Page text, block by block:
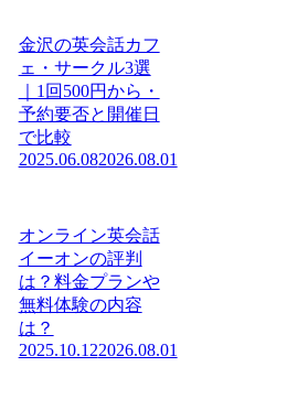
金沢の英会話カフ
ェ・サークル3選
｜1回500円から・
予約要否と開催日
で比較
2025.06.082026.08.01
オンライン英会話
イーオンの評判
は？料金プランや
無料体験の内容
は？
2025.10.122026.08.01